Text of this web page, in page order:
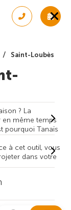
Saint-Loubès
? La
même temps
pourquoi Tanaïs
à cet outil, vous
dans votre